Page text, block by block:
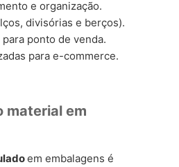
e organização.
divisórias e berços).
ponto de venda.
para e-commerce.
material em
em embalagens é